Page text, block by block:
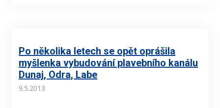
Po několika letech se opět oprášila
myšlenka vybudování plavebního kanálu
Dunaj, Odra, Labe
9.5.2013